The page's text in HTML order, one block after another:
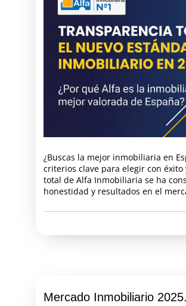
¿Buscas la mejor inmobiliaria en
criterios clave para elegir con
total de Alfa Inmobiliaria se ha
honestidad y resultados en el
Mercado Inmobiliario 2025.